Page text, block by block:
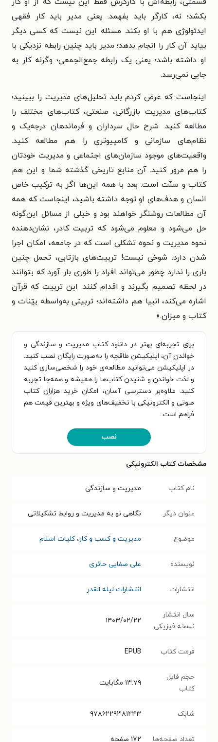
بکشد؛ نه، کارگر باید بفهمد. یعنی مدیر باید کار فقهی
ایدئولوژی هم با او بکند. مسئله این نیست که کسی دیگر
بیاید آن کار را انجام بدهد؛ مدیر باید چنین رابطه نزدیکی با
او داشته باشد؛ یعنی یک رابطه جمع‌الجمعی؛ وگرنه کار به
جایی نمی‌رسد.
اینجاست که عرض کردم باید تحلیل‌های مدیریت را ببینید؛
کتاب‌های مدیریت بازرگانی، صنعتی، کتاب‌های مختلف را
مطالعه کنید. شرح حال سرداران و فرماندهان درجه‌یک و
نظام‌های سازمانی و کامپیوتری را هم مطالعه کنید.
واقعیت‌های موجود سازمان‌های اجتماعی و مدیریت خودتان
را هم مرور کنید. آن منابع تاریخی گذشته شما و این هم
کتاب و سنّت است. بعد با همه این‌ها اگر به ترکیب خاص
انسان و هدف‌های او توجه داشته باشید، اینجاست که همه
آن مطالعات روشنگر خواهند بود و خیلی از مسائل این‌گونه
حل می‌شود و معلوم می‌شود که تربیت کادر، نشان‌دهنده
نحوه مدیریت و نحوه تشکلی است که در جامعه، امکان اجرا
شدن دارد. شوخی نیست! تربیت‌های بازتابی، تحمل چنین
باری را ندارد چطور می‌تواند افراد را طوری بار آورد که بتوانند
در لحظه تصمیم بگیرند و اقدام کنند. این تربیت که قرآن
اشاره می‌کند، انبیا هم داشته‌اند؛ تربیتی به‌واسطه بیّنات و
کتاب و میزان.»
برای تجربه‌ای بهتر در دانلود کتاب مدیریت و سازندگی و
خواندن آن، اپلیکیشن طاقچه را به‌صورت رایگان نصب کنید.
در اپلیکیشن می‌توانید مطالعه‌ی خود را شخصی‌سازی کنید
و لذت خواندن و شنیدن کتاب‌ها را همیشه و همه‌جا تجربه
کنید. علاوه‌بر دسترسی آسان، امکان خرید هزاران کتاب
صوتی و الکترونیکی با تخفیف‌های ویژه و بهترین قیمت هم
فراهم است.
نصب
مشخصات کتاب الکترونیکی
نام کتاب مدیریت و سازندگی
عنوان دیگر نگاهی نو به مدیریت و روابط تشکیلاتی
موضوع مدیریت و کسب و کار،کلیات اسلام
نویسنده علی صفایی حائری
انتشارات انتشارات لیله القدر
سال انتشار
نسخه فیزیکی
۱۴۰۳/۰۲/۲۲
فرمت کتاب EPUB
حجم فایل
کتاب
۱۳.۷۹ مگابایت
شابک ۹۷۸۶۲۲۹۳۸۱۲۴۳
تعداد صفحه‌ها ۱۷۲ صفحه